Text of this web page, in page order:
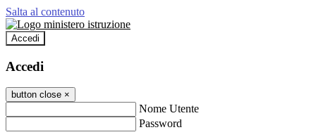
Salta al contenuto
Accedi
Accedi
button close ×
Nome Utente
Password